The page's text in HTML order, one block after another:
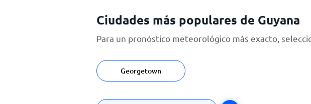
Ciudades más populares de Guyana
Para un pronóstico meteorológico más exacto,
Georgetown